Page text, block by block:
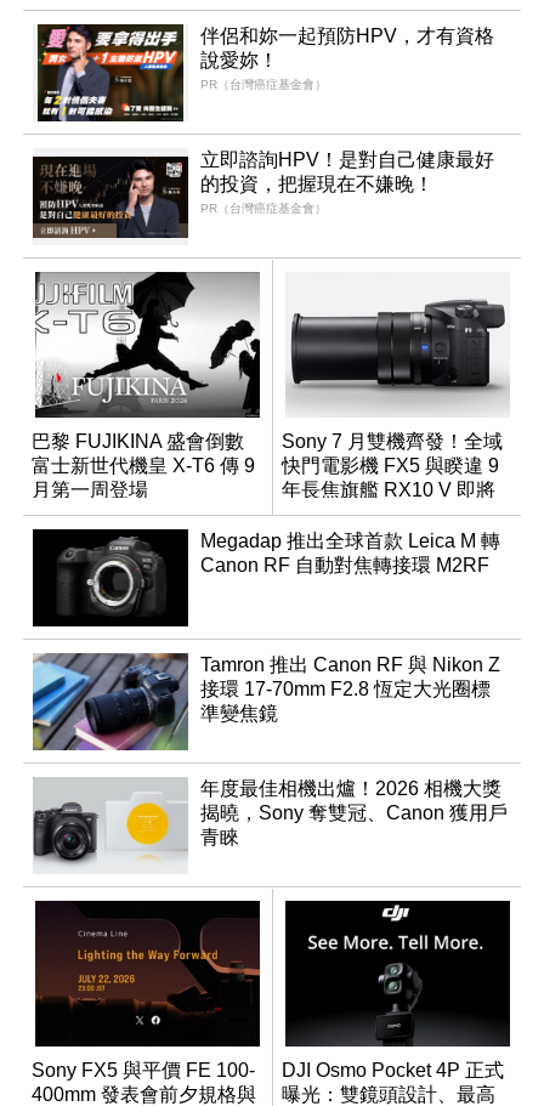
伴侶和妳一起預防HPV，才有資格
說愛妳！
PR（台灣癌症基金會）
立即諮詢HPV！是對自己健康最好
的投資，把握現在不嫌晚！
PR（台灣癌症基金會）
巴黎 FUJIKINA 盛會倒數
富士新世代機皇 X-T6 傳 9
月第一周登場
Sony 7 月雙機齊發！全域
快門電影機 FX5 與睽違 9
年長焦旗艦 RX10 V 即將
登場
Megadap 推出全球首款 Leica M 轉
Canon RF 自動對焦轉接環 M2RF
Tamron 推出 Canon RF 與 Nikon Z
接環 17-70mm F2.8 恆定大光圈標
準變焦鏡
年度最佳相機出爐！2026 相機大獎
揭曉，Sony 奪雙冠、Canon 獲用戶
青睞
Sony FX5 與平價 FE 100-
400mm 發表會前夕規格與
DJI Osmo Pocket 4P 正式
曝光：雙鏡頭設計、最高